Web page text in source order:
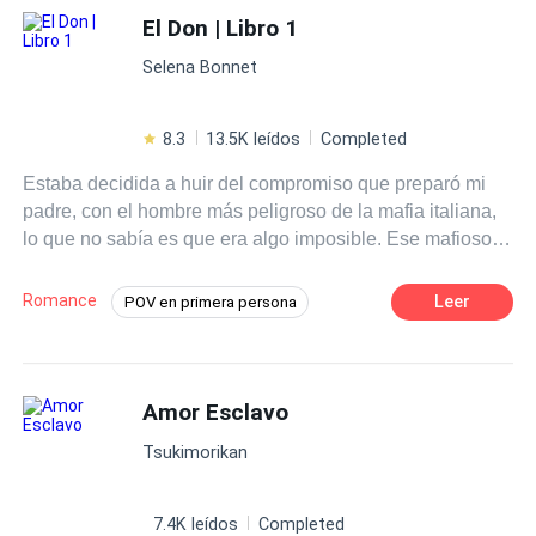
El Don | Libro 1
Selena Bonnet
8.3 13.5K leídos Completed
Estaba decidida a huir del compromiso que preparó mi
padre, con el hombre más peligroso de la mafia italiana,
lo que no sabía es que era algo imposible. Ese mafioso
Penetró en mi corazón arrasando con todo a su paso y no
le importó cargarse a cuánto se atravesará. Tonta de mí,
fue mi perdición infernal. Y cedí a todo, por que me
encanta quemarme. Ahora estaba atrapada en las garras
de ese demonio.
Romance POV en primera persona
Matrimonio por Contrato Mafia
Leer
Amor Esclavo
Tsukimorikan
7.4K leídos Completed